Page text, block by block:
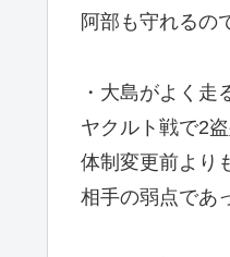
阿部も守れるの
・大島がよく走
ヤクルト戦で2
体制変更前より
相手の弱点であ